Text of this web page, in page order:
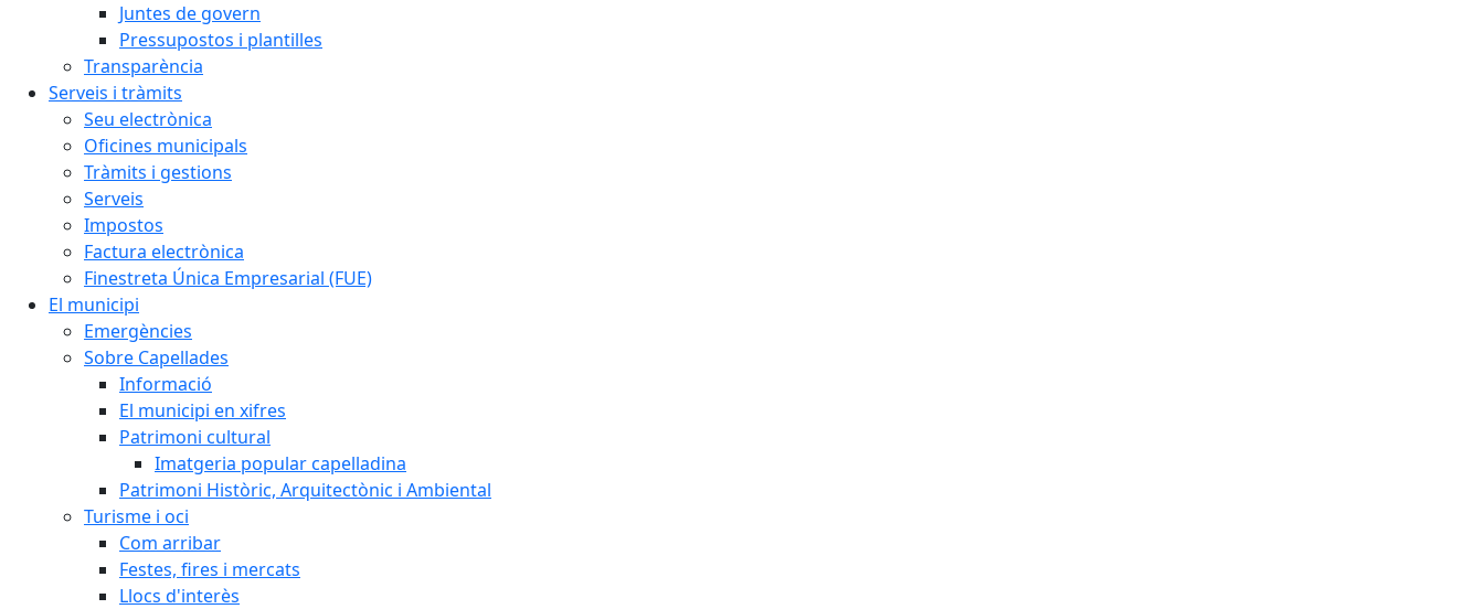
Juntes de govern
Pressupostos i plantilles
Transparència
Serveis i tràmits
Seu electrònica
Oficines municipals
Tràmits i gestions
Serveis
Impostos
Factura electrònica
Finestreta Única Empresarial (FUE)
El municipi
Emergències
Sobre Capellades
Informació
El municipi en xifres
Patrimoni cultural
Imatgeria popular capelladina
Patrimoni Històric, Arquitectònic i Ambiental
Turisme i oci
Com arribar
Festes, fires i mercats
Llocs d'interès